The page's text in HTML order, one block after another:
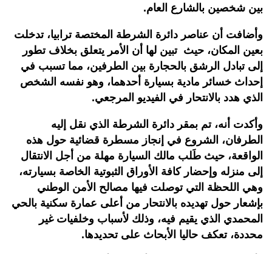
بين شخصين بالشارع العام.
وأضافت أن عناصر دائرة الشرطة المختصة ترابيا، تدخلت
بعين المكان، حيث تبين لها أن الأمر يتعلق بخلاف تطور
إلى تبادل الرشق بالحجارة بين الطرفين، مما تسبب في
إحداث خسائر مادية بسيارة أحدهما، وهو نفسه الشخص
الذي هدد بالانتحار في الفيديو المرجعي.
وأكدت أنه، تم بمقر دائرة الشرطة الذي نقل إليه
الطرفان، الشروع في إنجاز مسطرة قضائية حول هذه
الواقعة، حيث طَلب مالك السيارة مهلة من أجل الانتقال
إلى منزله وإحضار كافة الأوراق الثبوتية الخاصة بسيارته،
وهي اللحظة التي توصلت فيها مصالح الأمن الوطني
بإشعار حول تهديده بالانتحار من أعلى عمارة سكنية بالحي
المحمدي الذي يقيم فيه، وذلك لأسباب وخلفيات غير
محددة، تعكف حاليا الأبحاث على تحديدها.